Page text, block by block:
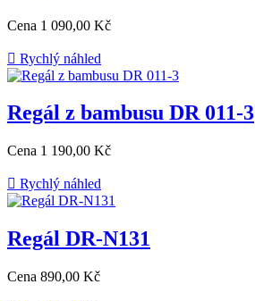
Cena 1 090,00 Kč
 Rychlý náhled
Regál z bambusu DR 011-3
Cena 1 190,00 Kč
 Rychlý náhled
Regál DR-N131
Cena 890,00 Kč